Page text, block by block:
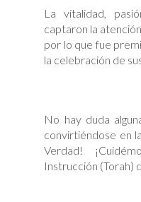
La vitalidad,
captaron la
por lo que fue
la celebración de
No hay duda
convirtiéndose en
Verdad!
Instrucción (Torah)